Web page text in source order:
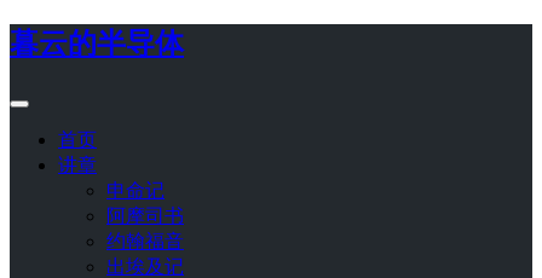
暮云的半导体
首页
讲章
申命记
阿摩司书
约翰福音
出埃及记